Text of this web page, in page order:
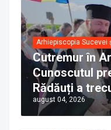
Arhiepiscopia Sucevei
Cutremur în
Cunoscutul
Rădăuți a
Ortodoxă
că îi
august 04, 2026